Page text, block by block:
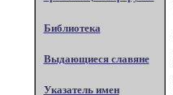
Библиотека
Выдающиеся славяне
Указатель имен